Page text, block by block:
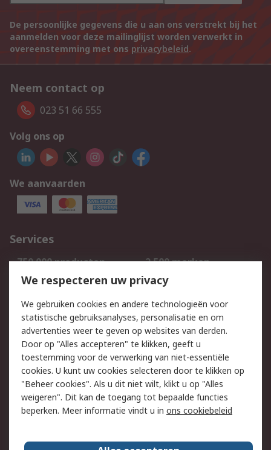
De persoonlijke gegevens die u aan ons verstrekt bij het
aanmelden voor deze mailinglijst worden verwerkt in
overeenstemming met ons privacybeleid.
Neem contact op
023 51 66 555
Volg ons op
We aanvaarden
Services
750.000 producten
2.500 merken
Bestellen
Inkoopoplossingen
Track & Trace
Wettelijk
Cookiebeleid
Email veiligheid
Privacybeleid
Websitevoorwaarden
Algemene
verkoopvoorwaarden
Over RS
We respecteren uw privacy
We gebruiken cookies en andere technologieën voor
statistische gebruiksanalyses, personalisatie en om
advertenties weer te geven op websites van derden.
Door op "Alles accepteren" te klikken, geeft u
toestemming voor de verwerking van niet-essentiële
cookies. U kunt uw cookies selecteren door te klikken op
"Beheer cookies". Als u dit niet wilt, klikt u op "Alles
weigeren". Dit kan de toegang tot bepaalde functies
beperken. Meer informatie vindt u in ons cookiebeleid